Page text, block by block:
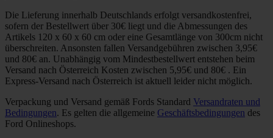
Die Lieferung innerhalb Deutschlands erfolgt versandkostenfrei,
sofern der Bestellwert über 30€ liegt und die Abmessungen des
Artikels 120 x 60 x 60 cm oder eine Gesamtlänge von 300cm nicht
überschreiten. Ansonsten fallen Versandgebühren zwischen 3,95€
und 80€ an. Unabhängig vom Mindestbestellwert entstehen beim
Versand nach Österreich Kosten zwischen 5,95€ und 80€ . Ein
Express-Versand nach Österreich ist aktuell leider nicht möglich.
Verpackung und Versand gemäß Fords Standard Versandraten und
Bedingungen. Es gelten die allgemeine Geschäftsbedingungen des
Ford Onlineshops.